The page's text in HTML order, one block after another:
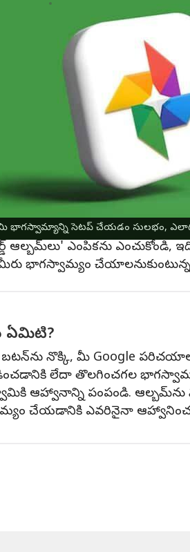
భాగస్వామ్యాన్ని సెటప్ చేయడం సులభం,
భాగస్వామి భాగస్వామ్య
సులభంగా కుటుంబం,
మీరు మీ కాంటాక్ట్ లను
భాగస్వామి
భాగస్వామి భాగస్వామ్యాన్ని సెటప్
మెనుని తెరుస్తుంది.
ఆల్బమ్‌లు' ఎంపికను ఎంచుకోండి,
భాగస్వామ్యం చేయాలనుకుంటున్న
ఏమిటి?
బటన్‌ను నొక్కి, మీ Google
లేదా తొలగించగల
ఆహ్వానాన్ని పంపండి. ఆల్బమ్‌ను
చేయడానికి ఎవరినైనా